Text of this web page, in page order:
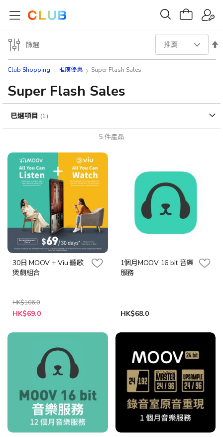
Club Shopping 推廣優惠 Super Flash Sales
Super Flash Sales
5 件產品
設
序
方
30日 MOOV + Viu 聽歌
煲劇組合
HK$106.0
特
殊
格
HK$69.0
1個月MOOV 16 bit 音樂
服務
HK$68.0
篩選
已選項目